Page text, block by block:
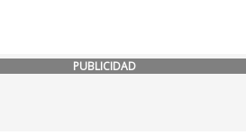
PUBLICIDAD